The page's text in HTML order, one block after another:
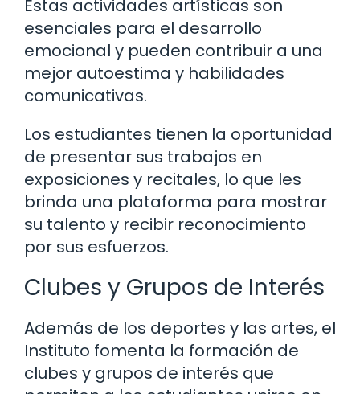
Estas actividades artísticas son
esenciales para el desarrollo
emocional y pueden contribuir a una
mejor autoestima y habilidades
comunicativas.
Los estudiantes tienen la oportunidad
de presentar sus trabajos en
exposiciones y recitales, lo que les
brinda una plataforma para mostrar
su talento y recibir reconocimiento
por sus esfuerzos.
Clubes y Grupos de Interés
Además de los deportes y las artes, el
Instituto fomenta la formación de
clubes y grupos de interés que